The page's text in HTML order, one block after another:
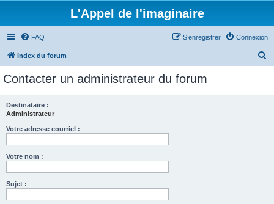
L'Appel de l'imaginaire
FAQ Connexion
S’enregistrer
Index du forum
Contacter un administrateur du forum
Destinataire :
Administrateur
Votre adresse courriel :
Votre nom :
Sujet :